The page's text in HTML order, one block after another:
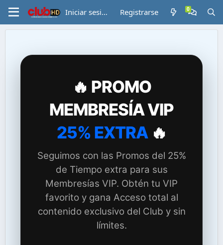
Iniciar sesión Registrarse
🔥 PROMO
MEMBRESÍA VIP
25% EXTRA🔥
Seguimos con las Promos del 25%
de Tiempo extra para sus
Membresías VIP. Obtén tu VIP
favorito y gana Acceso total al
contenido exclusivo del Club y sin
límites.